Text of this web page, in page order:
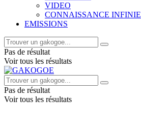
VIDEO
CONNAISSANCE INFINIE
EMISSIONS
Pas de résultat
Voir tous les résultats
Pas de résultat
Voir tous les résultats